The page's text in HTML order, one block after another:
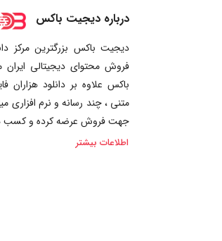
درباره دیجیت باکس
دیجیت باکس بزرگترین مرکز
فروش محتوای دیجیتالی
باکس علاوه بر دانلود
متنی ، چند رسانه و نرم افزاری
جهت فروش عرضه کرده و کسب
اطلاعات بیشتر